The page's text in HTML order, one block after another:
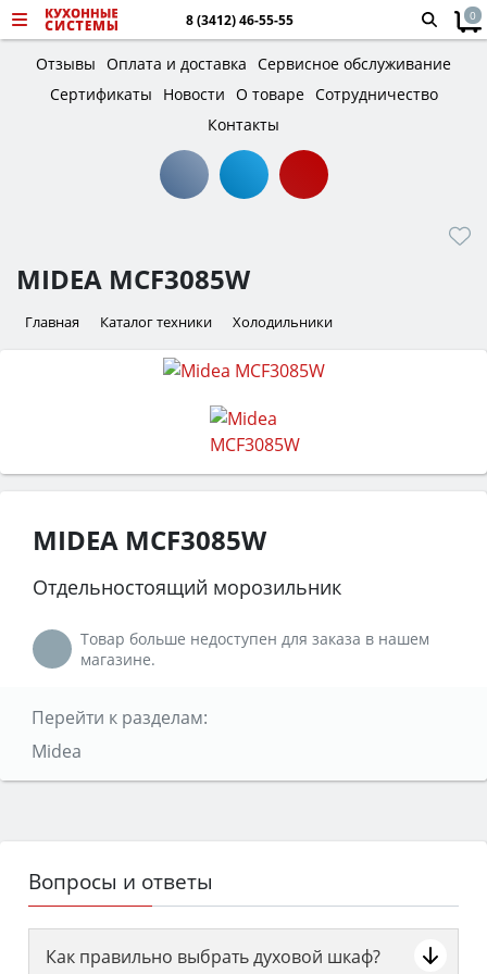
8 (3412) 46-55-55 0
Отзывы Оплата и доставка Сервисное обслуживание
Сертификаты
Новости О товаре Сотрудничество
Контакты
MIDEA MCF3085W
Главная Каталог техники Холодильники
MIDEA MCF3085W
Отдельностоящий морозильник
Товар больше недоступен для заказа в нашем
магазине.
Перейти к разделам:
Midea
Вопросы и ответы
Как правильно выбрать духовой шкаф?